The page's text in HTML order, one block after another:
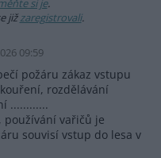
si je.
jižzaregistrovali.
09:59
požáru zákaz vstupu
rozdělávání
............
používání vařičů je
souvisí vstup do lesa v